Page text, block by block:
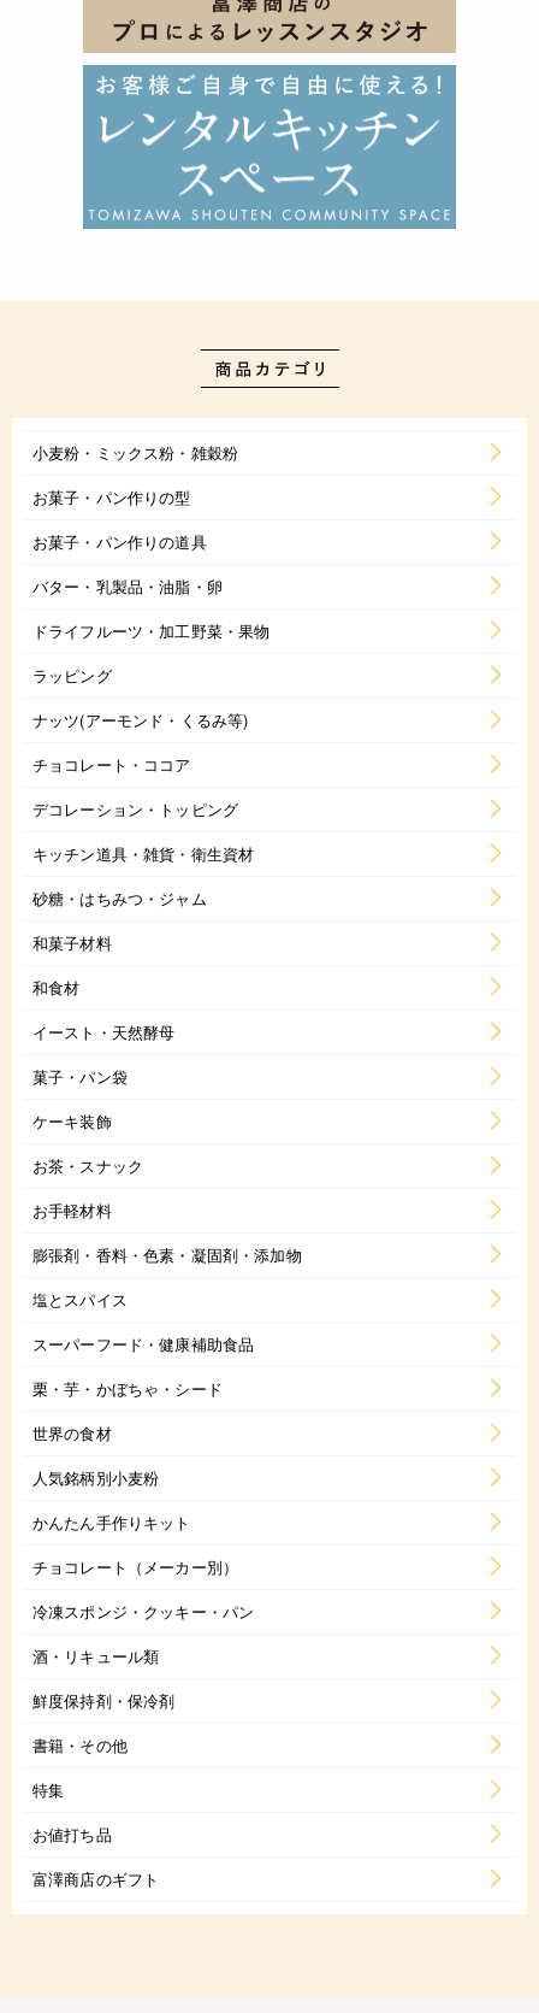
小麦粉・ミックス粉・雑穀粉
お菓子・パン作りの型
お菓子・パン作りの道具
バター・乳製品・油脂・卵
ドライフルーツ・加工野菜・果物
ラッピング
ナッツ(アーモンド・くるみ等)
チョコレート・ココア
デコレーション・トッピング
キッチン道具・雑貨・衛生資材
砂糖・はちみつ・ジャム
和菓子材料
和食材
イースト・天然酵母
菓子・パン袋
ケーキ装飾
お茶・スナック
お手軽材料
膨張剤・香料・色素・凝固剤・添加物
塩とスパイス
スーパーフード・健康補助食品
栗・芋・かぼちゃ・シード
世界の食材
人気銘柄別小麦粉
かんたん手作りキット
チョコレート（メーカー別）
冷凍スポンジ・クッキー・パン
酒・リキュール類
鮮度保持剤・保冷剤
書籍・その他
特集
お値打ち品
富澤商店のギフト